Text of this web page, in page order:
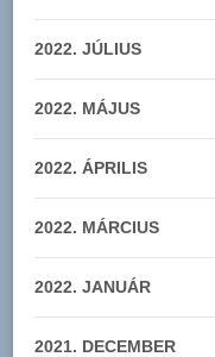
2022. JÚLIUS
2022. MÁJUS
2022. ÁPRILIS
2022. MÁRCIUS
2022. JANUÁR
2021. DECEMBER